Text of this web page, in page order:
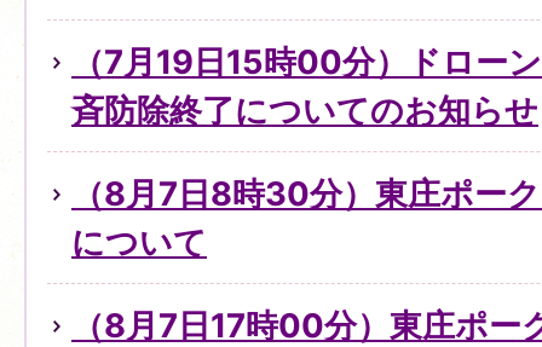
（7月19日15時00分）ドロー
斉防除終了についてのお知らせ
（8月7日8時30分）東庄ポー
について
（8月7日17時00分）東庄ポ